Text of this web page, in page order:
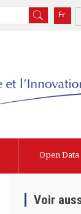
Open Data
Voir